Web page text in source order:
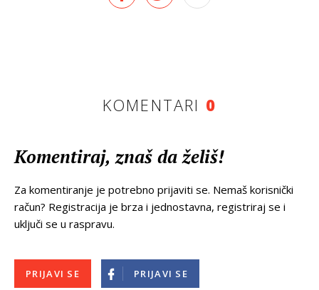
KOMENTARI 0
Komentiraj, znaš da želiš!
Za komentiranje je potrebno prijaviti se. Nemaš korisnički
račun? Registracija je brza i jednostavna, registriraj se i
uključi se u raspravu.
PRIJAVI SE PRIJAVI SE